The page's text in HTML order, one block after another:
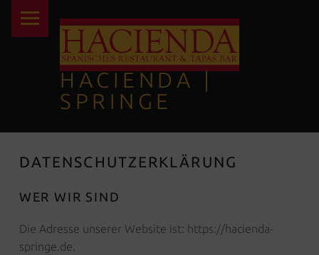
HACIENDA |
SPRINGE
DATENSCHUTZERKLÄRUNG
WER WIR SIND
Die Adresse unserer Website ist: https://hacienda-
springe.de.